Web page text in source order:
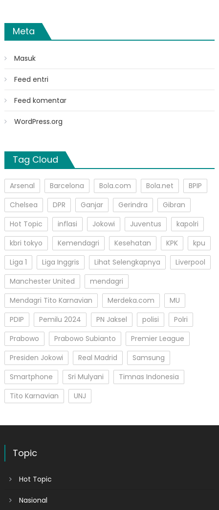
Meta
Masuk
Feed entri
Feed komentar
WordPress.org
Tag Cloud
Arsenal Barcelona Bola.com Bola.net
BPIP
Chelsea
DPR Ganjar Gerindra
Gibran
Hot Topic
inflasi Jokowi Juventus
kapolri
kbri tokyo
Kemendagri Kesehatan KPK
kpu
Liga 1
Liga Inggris Lihat Selengkapnya
Liverpool
Manchester United
mendagri
Mendagri Tito Karnavian
Merdeka.com
MU
PDIP
Pemilu 2024 PN Jaksel polisi
Polri
Prabowo
Prabowo Subianto
Premier League
Presiden Jokowi
Real Madrid
Samsung
Smartphone
Sri Mulyani
Timnas Indonesia
Tito Karnavian
UNJ
Topic
Hot Topic
Nasional